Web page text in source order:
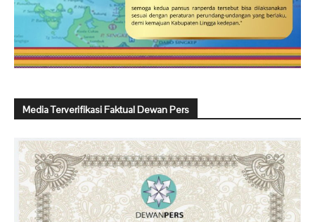
Media Terverifikasi Faktual Dewan Pers